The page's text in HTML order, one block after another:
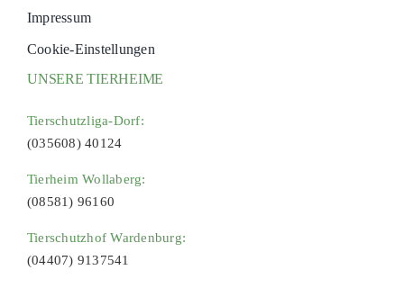
Impressum
Cookie-Einstellungen
UNSERE TIERHEIME
Tierschutzliga-Dorf:
(035608) 40124
Tierheim Wollaberg:
(08581) 96160
Tierschutzhof Wardenburg:
(04407) 9137541